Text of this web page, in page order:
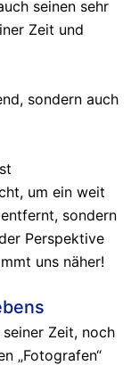
seinen sehr
Zeit und
sondern auch
um ein weit
sondern
Perspektive
uns näher!
Zeit, noch
„Fotografen“